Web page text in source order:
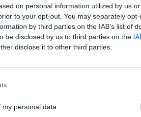
on personal information utilized by us
to your opt-out. You may separately
by third parties on the IAB’s list of
be disclosed by us to third parties on the
disclose it to other third parties.
personal data.
tudtok regisztrálni
amit az Ügyfélkapu+ és a DÁP